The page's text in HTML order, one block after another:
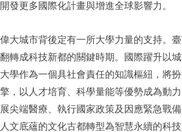
開發更多國際化計畫與增進全球影響力。
偉大城市背後定有一所大學力量的支持。
翻轉成科技新都的關鍵時期。國際躍升以
大學作為一個具社會責任的知識樞紐，將扮
擎，以人才培育、科學量能等優勢成為動
展尖端醫療、執行國家政策及因應緊急戰
人文底蘊的文化古都轉型為智慧永續的科